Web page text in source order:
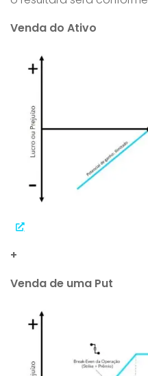
Venda do Ativo
+
Venda de uma Put